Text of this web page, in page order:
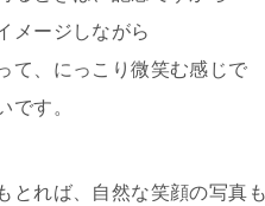
メージしながら
て、にっこり微笑む感じで
です。
とれば、自然な笑顔の写真も